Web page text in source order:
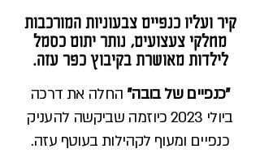
קיר ועליו כנפיים צבעוניות המורכבות
מחלקי צעצועים, נותר יתום כסמל
לילדות מאושרת בקיבוץ כפר עזה.
"כנפיים של בובה" החלה את דרכה
ביולי 2023 כיוזמה שביקשה להעניק
כנפיים ומעוף לקהילות בעוטף עזה.